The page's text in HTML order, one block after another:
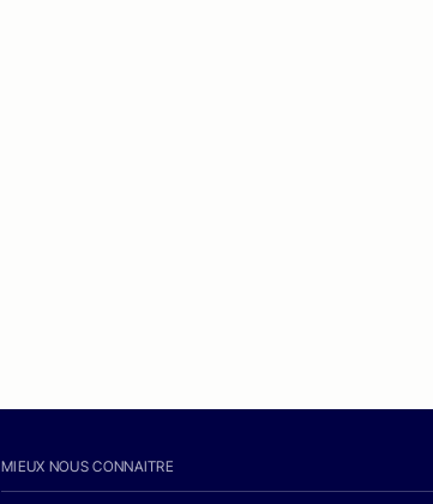
MIEUX NOUS CONNAITRE